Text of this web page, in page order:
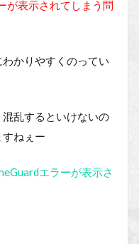
が表示されてしまう問
かりやすくのってい
乱するといけないの
ねぇー
エラーが表示さ